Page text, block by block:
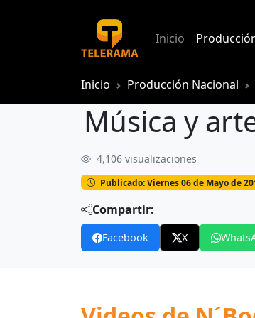
Inicio
Inicio Producción Nacional
Música y
Música y arte por el día de
4,106 visualizaciones
Publicado: Viernes 06 de Mayo de
Compartir:
Facebook X